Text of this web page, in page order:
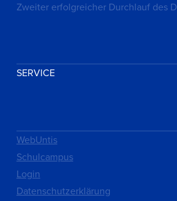
Zweiter erfolgreicher Durchlauf des
SERVICE
WebUntis
Schulcampus
Login
Datenschutzerklärung